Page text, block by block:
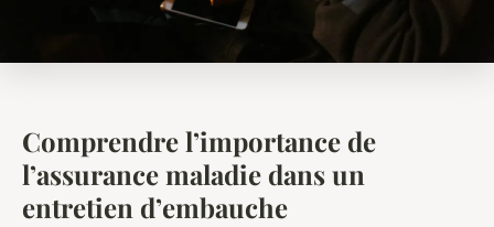
Comprendre l’importance de
l’assurance maladie dans un
entretien d’embauche